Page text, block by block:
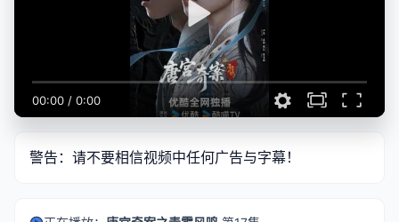
00:00 / 0:00
警告：请不要相信视频中任何广告与字幕！